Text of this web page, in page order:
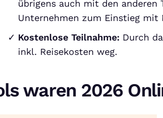
übrigens auch mit den anderen
Unternehmen zum Einstieg mit
Kostenlose Teilnahme: Durch
inkl. Reisekosten weg.
waren 2026